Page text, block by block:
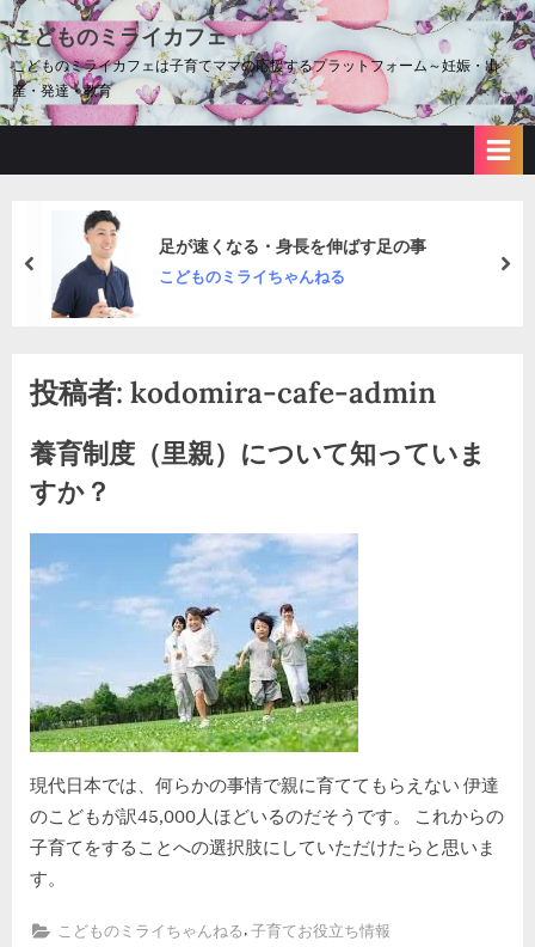
Skip
to
content
こどものミライカフェ
こどものミライカフェは子育てママの応援するプラットフォーム～妊娠・出
産・発達・教育
足が速くなる・身長を伸ばす足の事
こどものミライちゃんねる
prev
投稿者: kodomira-cafe-admin
養育制度（里親）について知っていま
すか？
Posted
on
2023年11月24日
By
kodomira-cafe-admin
現代日本では、何らかの事情で親に育ててもらえない 伊達
のこどもが訳45,000人ほどいるのだそうです。 これからの
子育てをすることへの選択肢にしていただけたらと思いま
す。
こどものミライちゃんねる,子育てお役立ち情報